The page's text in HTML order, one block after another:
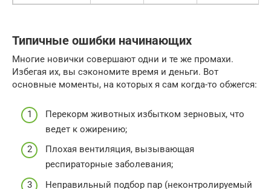
Типичные ошибки начинающих
Многие новички совершают одни и те же промахи.
Избегая их, вы сэкономите время и деньги. Вот
основные моменты, на которых я сам когда-то обжегся:
Перекорм животных избытком зерновых, что
ведет к ожирению;
Плохая вентиляция, вызывающая
респираторные заболевания;
Неправильный подбор пар (неконтролируемый